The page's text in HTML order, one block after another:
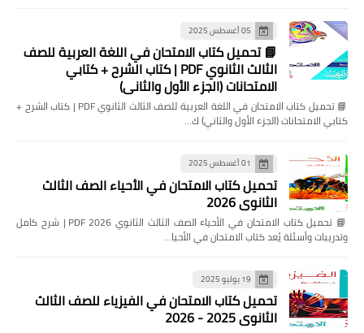
05 أغسطس 2025
📘 تحميل كتاب الامتحان في اللغة العربية للصف
الثالث الثانوي PDF | كتاب الشرح + كتابي
الامتحانات (الجزء الأول والثاني)
📘 تحميل كتاب الامتحان في اللغة العربية للصف الثالث الثانوي PDF | كتاب الشرح +
كتابي الامتحانات (الجزء الأول والثاني) ك…
01 أغسطس 2025
تحميل كتاب الامتحان في الأحياء الصف الثالث
الثانوي 2026
📘 تحميل كتاب الامتحان في الأحياء الصف الثالث الثانوي 2026 PDF | شرح كامل
وتدريبات وأسئلة يُعد كتاب الامتحان في الأحيا…
19 يوليو 2025
تحميل كتاب الامتحان في الفيزياء للصف الثالث
الثانوي 2025 - 2026